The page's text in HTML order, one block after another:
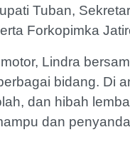
Tuban,
Forkopimka
Lindra
bidang. Di
dan hibah
dan